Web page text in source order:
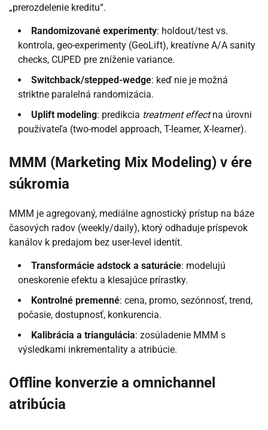
„prerozdelenie kreditu“.
Randomizované experimenty: holdout/test vs.
kontrola, geo-experimenty (GeoLift), kreatívne A/A sanity
checks, CUPED pre zníženie variance.
Switchback/stepped-wedge: keď nie je možná
striktne paralelná randomizácia.
Uplift modeling: predikcia treatment effectna úrovni
používateľa (two-model approach, T-learner, X-learner).
MMM (Marketing Mix Modeling) v ére
súkromia
MMM je agregovaný, mediálne agnostický prístup na báze
časových radov (weekly/daily), ktorý odhaduje príspevok
kanálov k predajom bez user-level identít.
Transformácie adstock a saturácie: modelujú
oneskorenie efektu a klesajúce prírastky.
Kontrolné premenné: cena, promo, sezónnosť, trend,
počasie, dostupnosť, konkurencia.
Kalibrácia a triangulácia: zosúladenie MMM s
výsledkami inkrementality a atribúcie.
Offline konverzie a omnichannel
atribúcia